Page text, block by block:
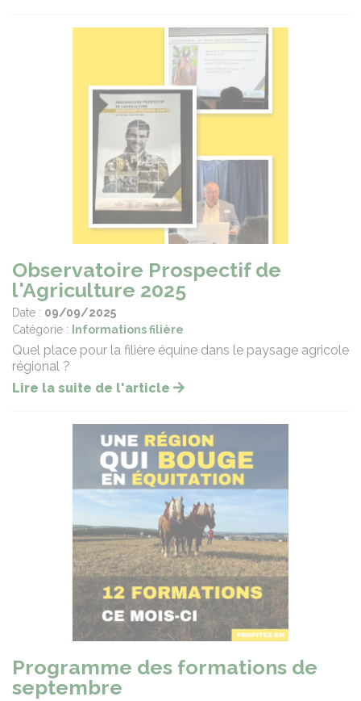
Observatoire Prospectif de
l'Agriculture 2025
Date : 09/09/2025
Catégorie :
Informations filière
Quel place pour la filière équine dans le paysage agricole
régional ?
Lire la suite de l'article
Programme des formations de
septembre